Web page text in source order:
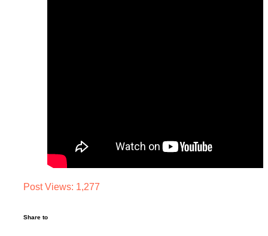
Post Views: 1,277
Share to